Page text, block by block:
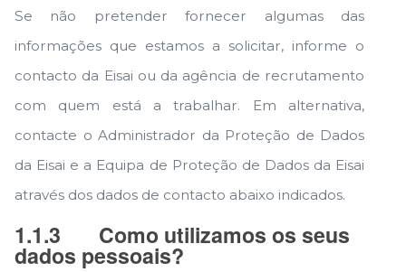
Se não pretender fornecer algumas das
informações que estamos a solicitar, informe o
contacto da Eisai ou da agência de recrutamento
com quem está a trabalhar. Em alternativa,
contacte o Administrador da Proteção de Dados
da Eisai e a Equipa de Proteção de Dados da Eisai
através dos dados de contacto abaixo indicados.
1.1.3 Como utilizamos os seus
dados pessoais?